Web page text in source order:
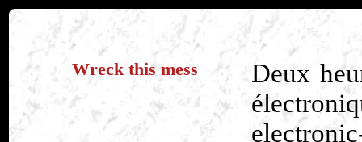
Wreck this mess
Deux